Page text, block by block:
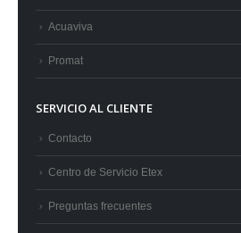
Acuaviva
Promat
SERVICIO AL CLIENTE
Contacto
Centro de Servicio Etex
Preguntas frecuentes